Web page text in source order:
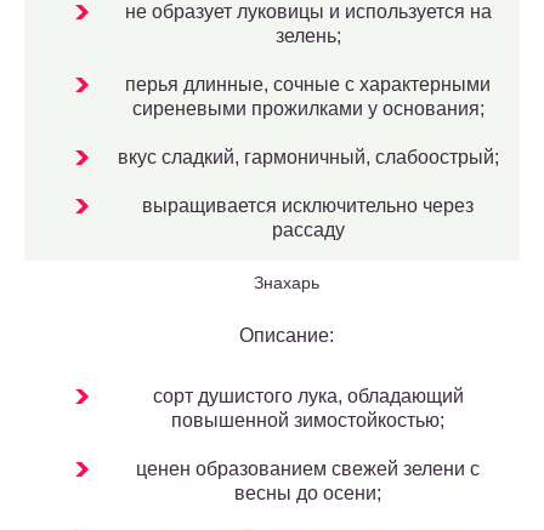
не образует луковицы и используется на
зелень;
перья длинные, сочные с характерными
сиреневыми прожилками у основания;
вкус сладкий, гармоничный, слабоострый;
выращивается исключительно через
рассаду
Знахарь
Описание:
сорт душистого лука, обладающий
повышенной зимостойкостью;
ценен образованием свежей зелени с
весны до осени;